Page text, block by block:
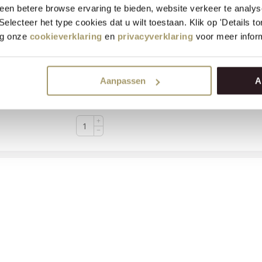
betere browse ervaring te bieden, website verkeer te
het type cookies dat u wilt toestaan. Klik op 'Details
onze cookieverklaring en privacyverklaring voor meer
Aanpassen
€17,95
(Incl. btw)
+
−